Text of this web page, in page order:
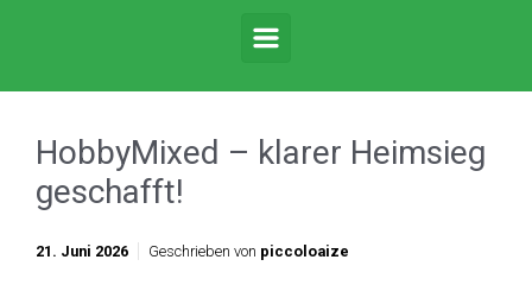
HobbyMixed – klarer Heimsieg
geschafft!
21. Juni 2026 Geschrieben von piccoloaize